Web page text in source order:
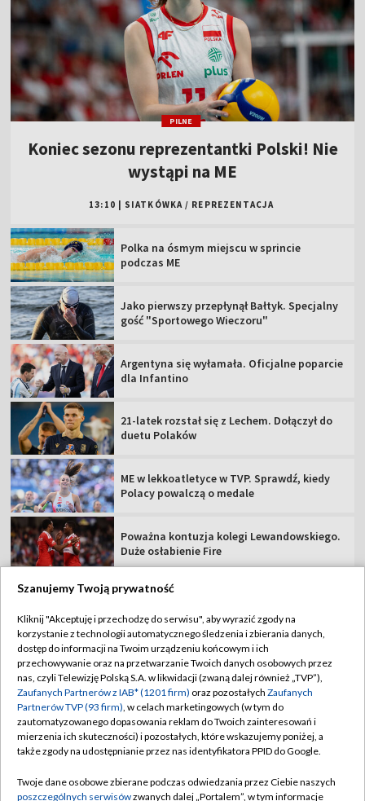
PILNE
Koniec sezonu reprezentantki Polski! Nie
wystąpi na ME
13:10 SIATKÓWKA / REPREZENTACJA
Polka na ósmym miejscu w sprincie
podczas ME
Jako pierwszy przepłynął Bałtyk. Specjalny
gość "Sportowego Wieczoru"
Argentyna się wyłamała. Oficjalne poparcie
dla Infantino
21-latek rozstał się z Lechem. Dołączył do
duetu Polaków
ME w lekkoatletyce w TVP. Sprawdź, kiedy
Polacy powalczą o medale
Poważna kontuzja kolegi Lewandowskiego.
Duże osłabienie Fire
TVP
Abonament TVP
Sklep TVP
Biuro Reklamy
Oferta Handlowa
Emisja w TVP
Regulamin TVP
Polityka prywatności
Moje zgody
Biuro reklamy
Szanujemy Twoją prywatność
Kliknij "Akceptuję i przechodzę do serwisu", aby wyrazić zgody na
korzystanie z technologii automatycznego śledzenia i zbierania danych,
dostęp do informacji na Twoim urządzeniu końcowym i ich
przechowywanie oraz na przetwarzanie Twoich danych osobowych przez
nas, czyli Telewizję Polską S.A. w likwidacji (zwaną dalej również „TVP”),
Zaufanych Partnerów z IAB* (1201 firm) oraz pozostałych Zaufanych
Partnerów TVP (93 firm), w celach marketingowych (w tym do
zautomatyzowanego dopasowania reklam do Twoich zainteresowań i
mierzenia ich skuteczności) i pozostałych, które wskazujemy poniżej, a
także zgody na udostępnianie przez nas identyfikatora PPID do Google.
Twoje dane osobowe zbierane podczas odwiedzania przez Ciebie naszych
poszczególnych serwisówzwanych dalej „Portalem”, w tym informacje